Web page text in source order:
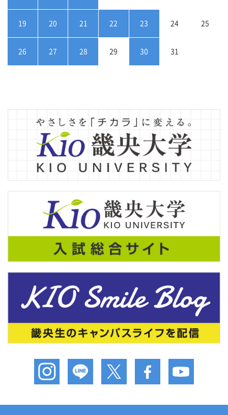
19 20 21 22 23 24 25
26 27 28 29 30 31